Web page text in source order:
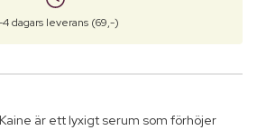
dagars leverans (69,-)
är ett lyxigt serum som förhöjer